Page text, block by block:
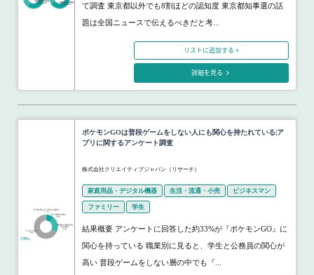
て調査 東京都以外でも8割ほどの認知度 東京都知事選の話
題は全国ニュースで伝えるべきだと考...
リストに追加する +
詳細を見る
ポケモンGOは普段ゲームをしない人にも関心を持たれている|ア
プリに関するアンケート調査
株式会社クリエイティブジャパン（リサーチ）
家庭用品・デジタル機器 生活・流通・小売 ビジネスマン
ファミリー 学生
結果概要 アンケートに回答した約33%が『ポケモンGO』に
関心を持っている 職業別に見ると、学生と公務員の関心が
高い 普段ゲームをしない層の中でも『...